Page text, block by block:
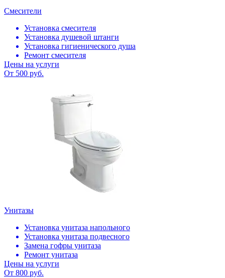
Смесители
Установка смесителя
Установка душевой штанги
Установка гигиенического душа
Ремонт смесителя
Цены на услуги
От 500 руб.
Унитазы
Установка унитаза напольного
Установка унитаза подвесного
Замена гофры унитаза
Ремонт унитаза
Цены на услуги
От 800 руб.